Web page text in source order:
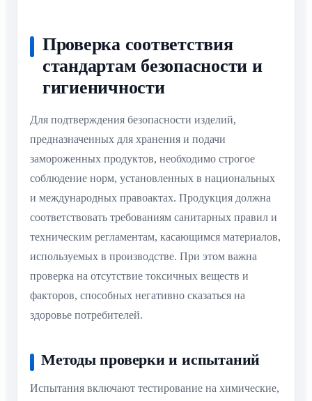
Проверка соответствия
стандартам безопасности и
гигиеничности
Для подтверждения безопасности изделий,
предназначенных для хранения и подачи
замороженных продуктов, необходимо строгое
соблюдение норм, установленных в национальных
и международных правоактах. Продукция должна
соответствовать требованиям санитарных правил и
техническим регламентам, касающимся материалов,
используемых в производстве. При этом важна
проверка на отсутствие токсичных веществ и
факторов, способных негативно сказаться на
здоровье потребителей.
Методы проверки и испытаний
Испытания включают тестирование на химические,